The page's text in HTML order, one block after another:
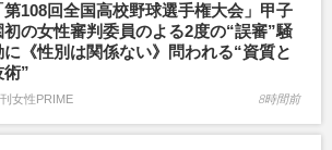
第108回全国高校野球選手権大会」甲子
初の女性審判委員のよる2度の“誤審”騒
に《性別は関係ない》問われる“資質と
術”
女性PRIME 8時間前